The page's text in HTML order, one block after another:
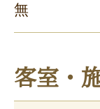
無
客室・